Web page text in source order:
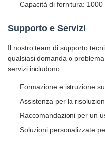
Capacità di fornitura:
Supporto e Servizi
Il nostro team di supporto
qualsiasi domanda o
servizi includono:
Formazione e istruzione
Assistenza per la
Raccomandazioni per un
Soluzioni personalizzate